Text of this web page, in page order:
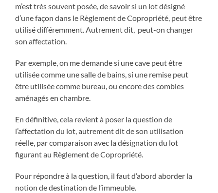
m’est très souvent posée, de savoir si un lot désigné
d’une façon dans le Règlement de Copropriété, peut être
utilisé différemment. Autrement dit, peut-on changer
son affectation.
Par exemple, on me demande si une cave peut être
utilisée comme une salle de bains, si une remise peut
être utilisée comme bureau, ou encore des combles
aménagés en chambre.
En définitive, cela revient à poser la question de
l’affectation du lot, autrement dit de son utilisation
réelle, par comparaison avec la désignation du lot
figurant au Règlement de Copropriété.
Pour répondre à la question, il faut d’abord aborder la
notion de destination de l’immeuble.